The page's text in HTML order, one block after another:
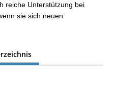
reiche Unterstützung bei
sie sich neuen